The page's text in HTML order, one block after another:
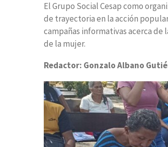
El Grupo Social Cesap como
de trayectoria en la acción
campañas informativas acerca
de la mujer.
Redactor: Gonzalo Albano